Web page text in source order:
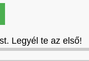
Legyél te az első!